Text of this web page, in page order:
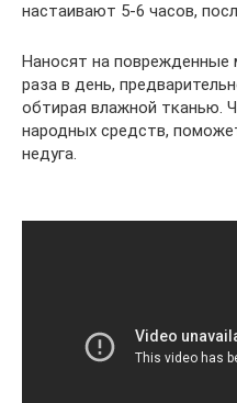
настаивают 5-6 часов,
Наносят на
раза в день,
обтирая влажной тканью.
народных средств,
недуга.